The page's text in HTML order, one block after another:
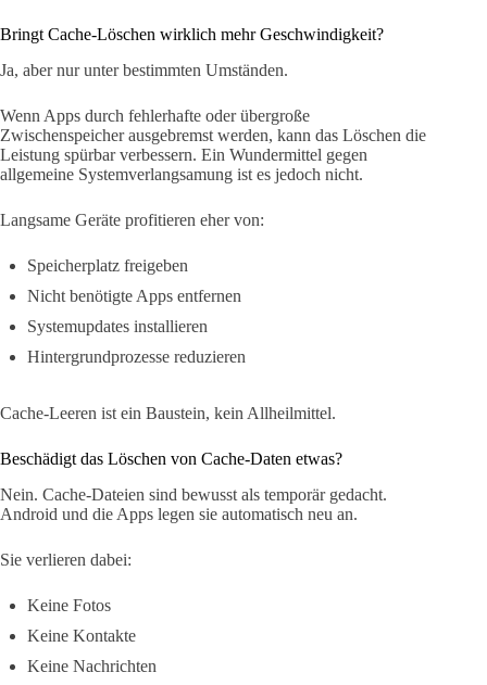
Bringt Cache-Löschen wirklich mehr Geschwindigkeit?
Ja, aber nur unter bestimmten Umständen.
Wenn Apps durch fehlerhafte oder übergroße
Zwischenspeicher ausgebremst werden, kann das Löschen die
Leistung spürbar verbessern. Ein Wundermittel gegen
allgemeine Systemverlangsamung ist es jedoch nicht.
Langsame Geräte profitieren eher von:
Speicherplatz freigeben
Nicht benötigte Apps entfernen
Systemupdates installieren
Hintergrundprozesse reduzieren
Cache-Leeren ist ein Baustein, kein Allheilmittel.
Beschädigt das Löschen von Cache-Daten etwas?
Nein. Cache-Dateien sind bewusst als temporär gedacht.
Android und die Apps legen sie automatisch neu an.
Sie verlieren dabei:
Keine Fotos
Keine Kontakte
Keine Nachrichten